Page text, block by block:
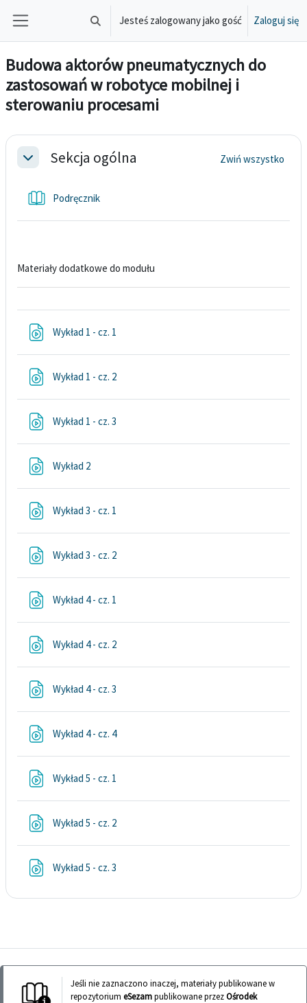
Przejdź do głównej zawartości
Przełącznik wyszukiwarki
Jesteś zalogowany jako gość Zaloguj się
Budowa aktorów pneumatycznych do
zastosowań w robotyce mobilnej i
sterowaniu procesami
Przegląd sekcji
MinimalizujSekcja ogólna Zwiń wszystko
PodręcznikKsiążka
Materiały dodatkowe do modułu
Wykład 1 - cz. 1
Wykład 1 - cz. 2
Wykład 1 - cz. 3
Wykład 2
Wykład 3 - cz. 1
Wykład 3 - cz. 2
Wykład 4 - cz. 1
Wykład 4 - cz. 2
Wykład 4 - cz. 3
Wykład 4 - cz. 4
Wykład 5 - cz. 1
Wykład 5 - cz. 2
Wykład 5 - cz. 3
Jeśli nie zaznaczono inaczej, materiały publikowane w
repozytorium eSezampublikowane przezOśrodek